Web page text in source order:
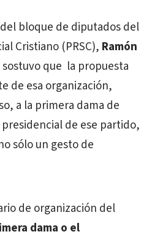
bloque de diputados del
Cristiano (PRSC), Ramón
que la propuesta
de esa organización,
a la primera dama de
de ese partido,
sólo un gesto de
de organización del
dama o el